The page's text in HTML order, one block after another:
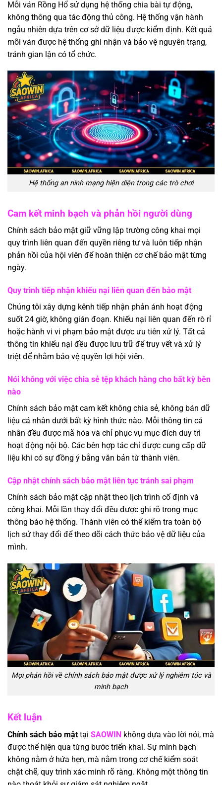
Mỗi ván Rồng Hổ sử dụng hệ thống chia bài tự động,
không thông qua tác động thủ công. Hệ thống vận hành
ngẫu nhiên dựa trên cơ sở dữ liệu được kiểm định. Kết quả
mỗi ván được hệ thống ghi nhận và bảo vệ nguyên trạng,
tránh gian lận có tổ chức.
Hệ thống an ninh mạng hiện diện trong các trò chơi
Cam kết minh bạch và phản hồi người dùng
Chính sách bảo mật giữ vững lập trường công khai mọi
quy trình liên quan đến quyền riêng tư và luôn tiếp nhận
phản hồi của hội viên để hoàn thiện cơ chế bảo mật từng
ngày.
Quy trình tiếp nhận khiếu nại liên quan đến bảo mật
Chúng tôi xây dựng kênh tiếp nhận phản ánh hoạt động
suốt 24 giờ, không gián đoạn. Khiếu nại liên quan đến rò rỉ
hoặc hành vi vi phạm bảo mật được ưu tiên xử lý. Tất cả
thông tin khiếu nại đều được lưu trữ để truy vết và xử lý
triệt để nhằm bảo vệ quyền lợi hội viên.
Nói không với việc chia sẻ tệp khách hàng cho bất kỳ bên
nào
Chính sách bảo mật cam kết không chia sẻ, không bán dữ
liệu cá nhân dưới bất kỳ hình thức nào. Mỗi thông tin cá
nhân đều được mã hóa và chỉ phục vụ mục đích duy trì
hoạt động nội bộ. Các bên hợp tác chỉ được cung cấp dữ
liệu khi có sự đồng ý bằng văn bản từ thành viên.
Cập nhật chính sách bảo mật liên tục tránh sai phạm
Chính sách bảo mật cập nhật theo lịch trình cố định và
công khai. Mỗi lần thay đổi đều được ghi rõ trong mục
thông báo hệ thống. Thành viên có thể kiểm tra toàn bộ
lịch sử thay đổi để theo dõi cách thức bảo vệ dữ liệu của
mình.
Mọi phản hồi về chính sách bảo mật được xử lý nghiêm túc và
minh bạch
Kết luận
Chính sách bảo mật tại SAOWIN không dựa vào lời nói, mà
được thể hiện qua từng bước triển khai. Sự minh bạch
không nằm ở hứa hẹn, mà nằm trong cơ chế kiểm soát
chặt chẽ, quy trình xác minh rõ ràng. Không một thông tin